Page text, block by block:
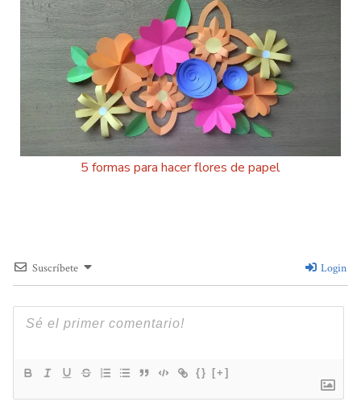
5 formas para hacer flores de papel
Suscríbete Login
{} [+]